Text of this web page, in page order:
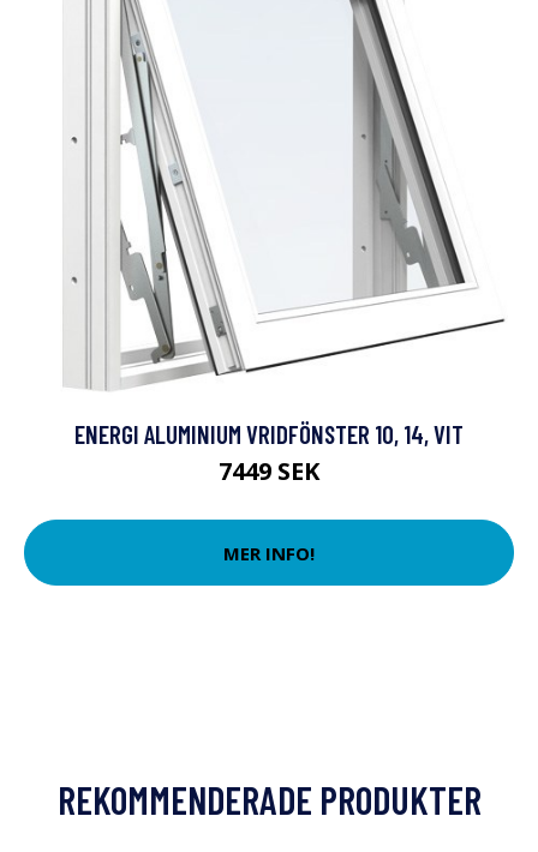
ENERGI ALUMINIUM VRIDFÖNSTER 10, 14, VIT
7449 SEK
MER INFO!
REKOMMENDERADE PRODUKTER